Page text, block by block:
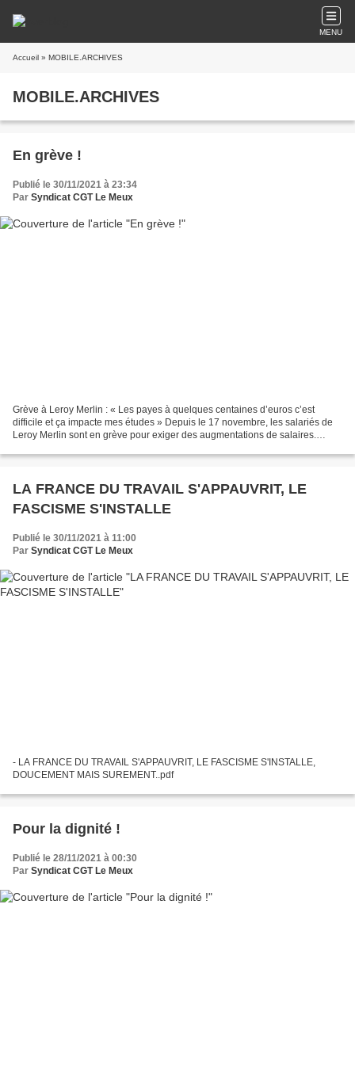
MENU
Accueil » MOBILE.ARCHIVES
MOBILE.ARCHIVES
En grève !
Publié le 30/11/2021 à 23:34
Par Syndicat CGT Le Meux
Grève à Leroy Merlin : « Les payes à quelques centaines d’euros c’est
difficile et ça impacte mes études » Depuis le 17 novembre, les salariés de
Leroy Merlin sont en grève pour exiger des augmentations de salaires.
LA FRANCE DU TRAVAIL S'APPAUVRIT, LE
FASCISME S'INSTALLE
Publié le 30/11/2021 à 11:00
Par Syndicat CGT Le Meux
- LA FRANCE DU TRAVAIL S'APPAUVRIT, LE FASCISME S'INSTALLE,
DOUCEMENT MAIS SUREMENT..pdf
Pour la dignité !
Publié le 28/11/2021 à 00:30
Par Syndicat CGT Le Meux